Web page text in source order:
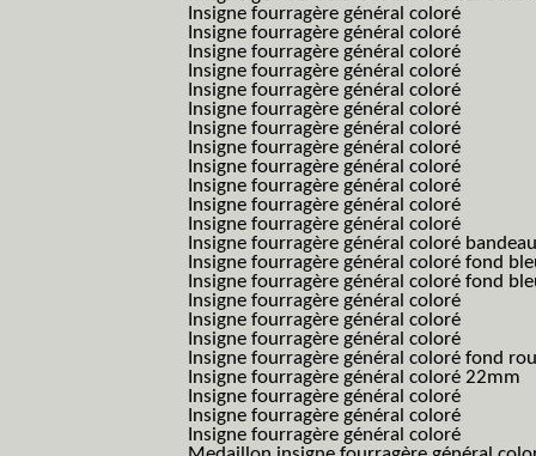
Insigne fourragère général coloré
Insigne fourragère général coloré
Insigne fourragère général coloré
Insigne fourragère général coloré
Insigne fourragère général coloré
Insigne fourragère général coloré
Insigne fourragère général coloré
Insigne fourragère général coloré
Insigne fourragère général coloré
Insigne fourragère général coloré
Insigne fourragère général coloré
Insigne fourragère général coloré
Insigne fourragère général coloré
Insigne fourragère général coloré fond
Insigne fourragère général coloré fond
Insigne fourragère général coloré
Insigne fourragère général coloré
Insigne fourragère général coloré
Insigne fourragère général coloré fond
Insigne fourragère général coloré 22mm
Insigne fourragère général coloré
Insigne fourragère général coloré
Insigne fourragère général coloré